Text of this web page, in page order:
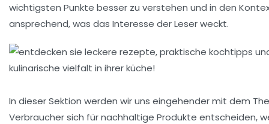
wichtigsten Punkte besser zu verstehen und in den
ansprechend, was das Interesse der Leser weckt.
In dieser Sektion werden wir uns eingehender mit dem
Verbraucher sich für nachhaltige Produkte entscheiden,